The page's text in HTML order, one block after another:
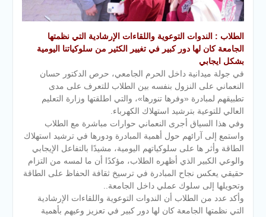
الطلاب : الندوات التوعوية واللقاءات الإرشادية التي نظمتها
الجامعة كان لها دور كبير في تغيير الكثير من سلوكياتنا اليومية
بشكل ايجابي
في جولة ميدانية داخل الحرم الجامعي، حرص الدكتور حسان
النعماني على النزول بنفسه بين الطلاب للتعرف على مدى
تطبيقهم لمبادرة «وفرها تنورها»، والتي اطلقتها وزارة التعليم
العالي للتوعية بترشيد استهلاك الكهرباء.
وفي هذا السياق أجرى النعماني حوارات مباشرة مع الطلاب
واستمع إلى آرائهم حول أهمية المبادرة ودورها في ترشيد استهلاك
الطاقة وأثر ها على سلوكياتهم اليومية، مشيدًا بالتفاعل الإيجابي
والوعي الكبير الذي أظهره الطلاب، مؤكدًا أن ما لمسه من التزام
حقيقي يعكس نجاح المبادرة في ترسيخ ثقافة الحفاظ على الطاقة
وتحويلها إلى سلوك عملي داخل الجامعة..
وأكد عدد من الطلاب أن الندوات التوعوية واللقاءات الإرشادية
التي نظمتها الجامعة كان لها دور كبير في تعزيز وعيهم بأهمية